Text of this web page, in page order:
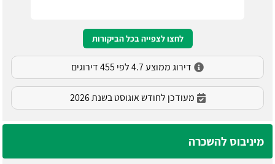
לחצו לצפייה בכל הביקורות
דירוג ממוצע 4.7 לפי 455 דירוגים
מעודכן לחודש אוגוסט בשנת 2026
מיניבוס להשכרה